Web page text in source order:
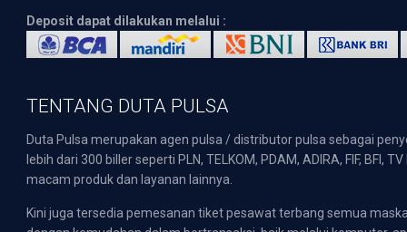
Deposit dapat dilakukan melalui :
TENTANG DUTA PULSA
Duta Pulsa merupakan agen pulsa / distributor pulsa sebagai
lebih dari 300 biller seperti PLN, TELKOM, PDAM, ADIRA, FIF,
macam produk dan layanan lainnya.
Kini juga tersedia pemesanan tiket pesawat terbang semua